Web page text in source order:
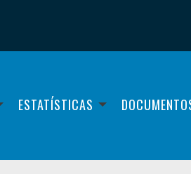
ESTATÍSTICAS